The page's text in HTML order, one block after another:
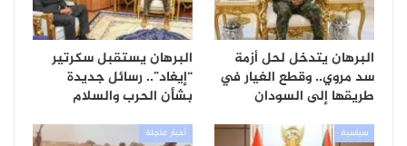
البرهان يتدخل لحل أزمة
سد مروي.. وقطع الغيار في
طريقها إلى السودان
البرهان يستقبل سكرتير
“إيغاد”.. رسائل جديدة
بشأن الحرب والسلام
سياسية أخبار عاجلة